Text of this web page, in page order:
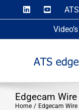
to
Video’s
Edgecam Wire
Home Edgecam Wire